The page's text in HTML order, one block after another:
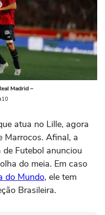
Madrid –
atua no Lille, agora
Marrocos. Afinal, a
Futebol anunciou
do meia. Em caso
do Mundo, ele tem
Brasileira.